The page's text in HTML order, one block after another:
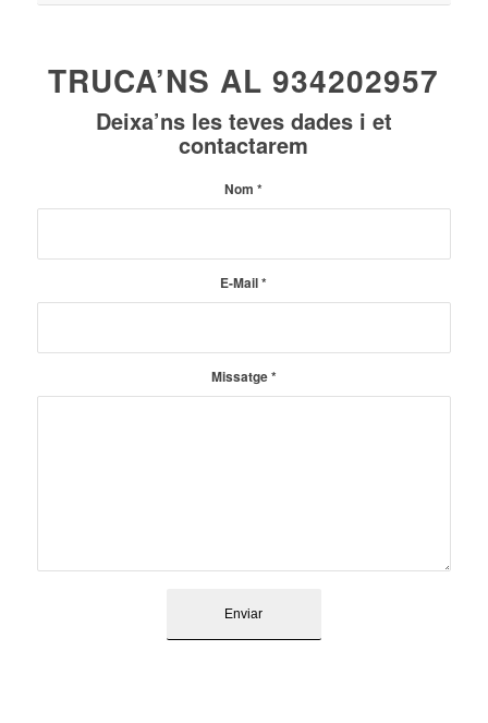
TRUCA’NS AL 934202957
Deixa’ns les teves dades i et
contactarem
Nom*
E-Mail*
Missatge*